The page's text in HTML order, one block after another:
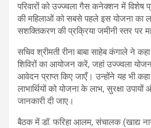
परिवारों को उज्ज्वला गैस कनेक्शन में विशेष
की महिलाओं को सबसे पहले इस योजना का
सशक्तिकरण की प्रक्रिया जमीनी स्तर पर
सचिव श्रीमती रीना बाबा साहेब कंगाले ने
शिविरों का आयोजन करें, जहां उज्ज्वला
आवेदन प्राप्त किए जाएँ। उन्होंने यह भी कहा
लाभार्थियों को योजना के लाभ, सुरक्षा
जानकारी दी जाए।
बैठक में डॉ. फरिहा आलम, संचालक (खाद्य